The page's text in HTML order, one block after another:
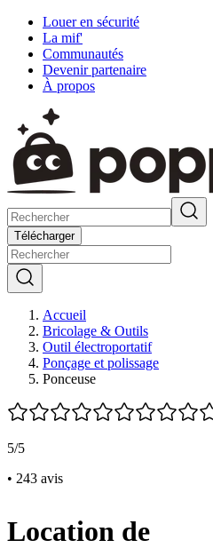
Louer en sécurité
La mif'
Communautés
Devenir partenaire
À propos
Télécharger
Accueil
Bricolage & Outils
Outil électroportatif
Ponçage et polissage
Ponceuse
5/5
• 243 avis
Location de